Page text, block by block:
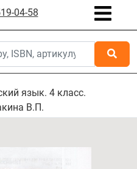
04-58
язык. 4 класс.
В.П.